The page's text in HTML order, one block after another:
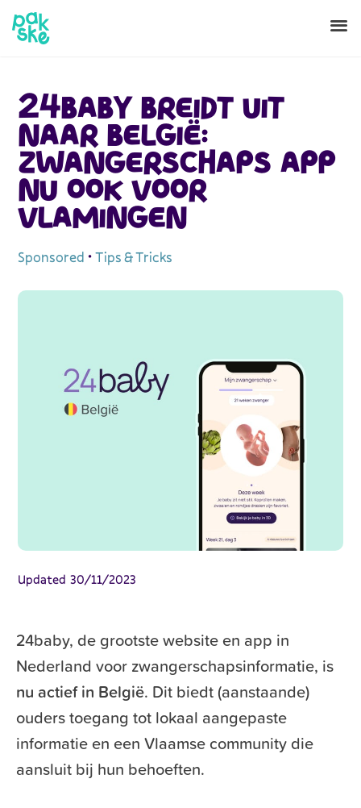
24BABY BREIDT UIT
NAAR BELGIË:
ZWANGERSCHAPS APP
NU OOK VOOR
VLAMINGEN
Sponsored •Tips & Tricks
Updated 30/11/2023
24baby, de grootste website en app in
Nederland voor zwangerschapsinformatie, is
nu actief in België. Dit biedt (aanstaande)
ouders toegang tot lokaal aangepaste
informatie en een Vlaamse community die
aansluit bij hun behoeften.